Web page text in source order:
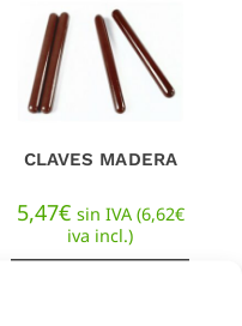
CLAVES MADERA
5,47€ sin IVA (6,62€
iva incl.)